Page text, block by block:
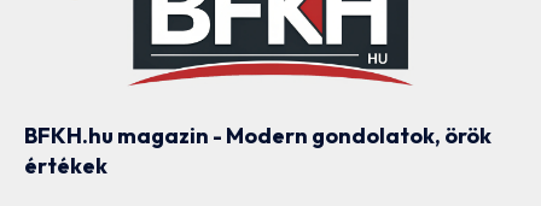
BFKH.hu magazin - Modern gondolatok, örök
értékek